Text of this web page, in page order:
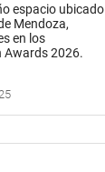
espacio ubicado
Mendoza,
en los
Awards 2026.